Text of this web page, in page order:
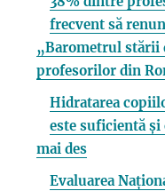
frecvent să
„Barometrul stării
profesorilor din
Hidratarea
este suficientă și
mai des
Evaluarea